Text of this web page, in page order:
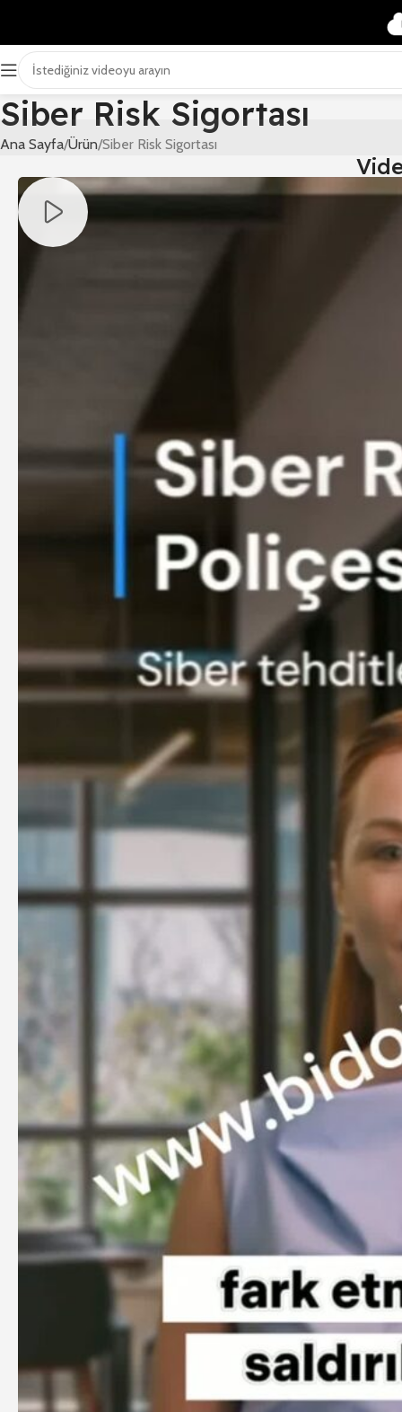
Siber Risk Sigortası
Ana Sayfa Ürün Siber Risk Sigortası